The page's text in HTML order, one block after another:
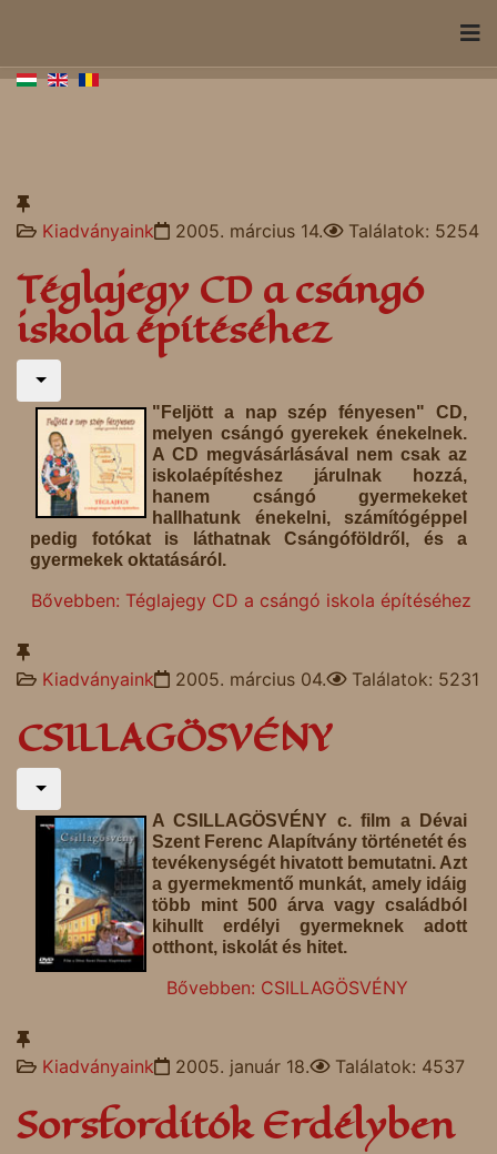
Kiadványaink 2005. március 14. Találatok: 5254
Téglajegy CD a csángó
iskola építéséhez
"Feljött a nap szép fényesen" CD,
melyen csángó gyerekek énekelnek.
A CD megvásárlásával nem csak az
iskolaépítéshez járulnak hozzá,
hanem csángó gyermekeket
hallhatunk énekelni, számítógéppel
pedig fotókat is láthatnak Csángóföldről, és a
gyermekek oktatásáról.
Bővebben: Téglajegy CD a csángó iskola építéséhez
Kiadványaink 2005. március 04. Találatok: 5231
CSILLAGÖSVÉNY
A CSILLAGÖSVÉNY c. film a Dévai
Szent Ferenc Alapítvány történetét és
tevékenységét hivatott bemutatni. Azt
a gyermekmentő munkát, amely idáig
több mint 500 árva vagy családból
kihullt erdélyi gyermeknek adott
otthont, iskolát és hitet.
Bővebben: CSILLAGÖSVÉNY
Kiadványaink 2005. január 18. Találatok: 4537
Sorsfordítók Erdélyben